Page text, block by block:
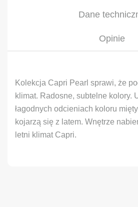
Dane
Opinie
Kolekcja Capri Pearl sprawi, że
klimat. Radosne, subtelne kolory.
łagodnych odcieniach koloru
kojarzą się z latem. Wnętrze
letni klimat Capri.